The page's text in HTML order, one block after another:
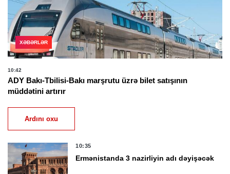
XƏBƏRLƏR
10:42
ADY Bakı-Tbilisi-Bakı marşrutu üzrə bilet satışının
müddətini artırır
Ardını oxu
10:35
Ermənistanda 3 nazirliyin adı dəyişəcək